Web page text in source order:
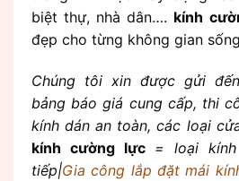
biệt thự, nhà dân…. kính
đẹp cho từng không gian
Chúng tôi xin được gửi
bảng báo giá cung cấp, thi
kính dán an toàn, các loại
kính cường lực= loại kính
tiếp|Gia công lắp đặt mái